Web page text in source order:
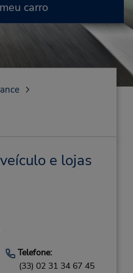
carro
e lojas
Telefone:
(33) 02 31 34 67 45